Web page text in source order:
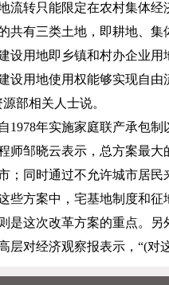
流转只能限定在农村集体
共有三类土地，即耕地、
设用地即乡镇和村办企业用
设用地使用权能够实现自
部相关人士说。
1978年实施家庭联产承包制
师邹晓云表示，总方案最
；同时通过不允许城市居
些方案中，宅基地制度和
是这次改革方案的重点。
层对经济观察报表示，“(对